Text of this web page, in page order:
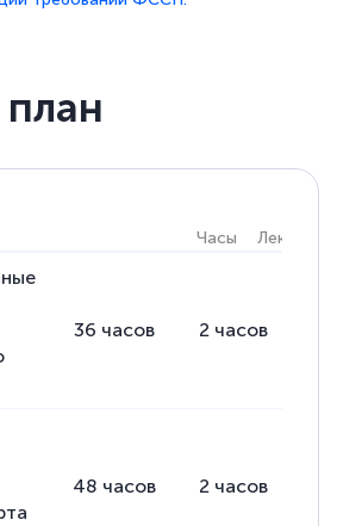
Часы Лекции
36 часов 2 часов
48 часов 2 часов